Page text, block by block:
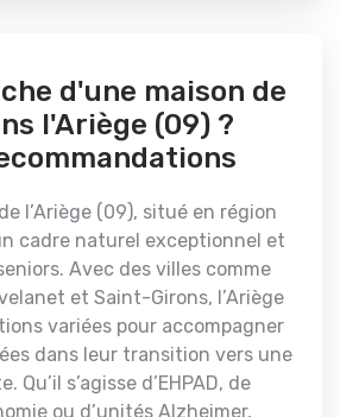
d'une maison de
l'Ariège (09) ?
l’Ariège (09), situé en région
cadre naturel exceptionnel et
Avec des villes comme
et Saint-Girons, l’Ariège
variées pour accompagner
dans leur transition vers une
Qu’il s’agisse d’EHPAD, de
ou d’unités Alzheimer,